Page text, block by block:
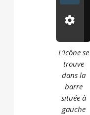
L’icône se
trouve
dans la
barre
située à
gauche